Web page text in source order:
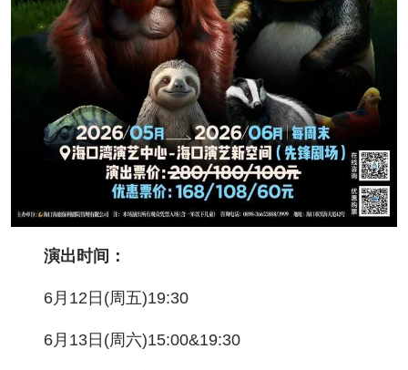
演出时间：
6月12日(周五)19:30
6月13日(周六)15:00&19:30